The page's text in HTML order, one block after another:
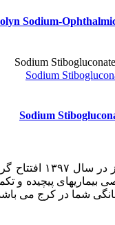
درمانگاه
بیماریهای پیچیده و
خانگی شما در کرج می